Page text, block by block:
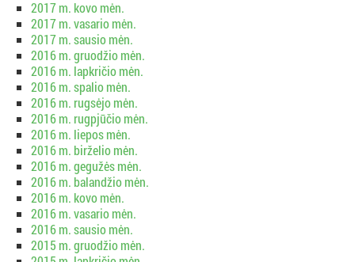
2017 m. kovo mėn.
2017 m. vasario mėn.
2017 m. sausio mėn.
2016 m. gruodžio mėn.
2016 m. lapkričio mėn.
2016 m. spalio mėn.
2016 m. rugsėjo mėn.
2016 m. rugpjūčio mėn.
2016 m. liepos mėn.
2016 m. birželio mėn.
2016 m. gegužės mėn.
2016 m. balandžio mėn.
2016 m. kovo mėn.
2016 m. vasario mėn.
2016 m. sausio mėn.
2015 m. gruodžio mėn.